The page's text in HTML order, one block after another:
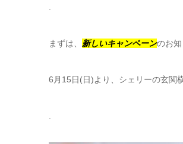
まずは、 新しいキャンペーンのお知
6月15日(日)より、シェリーの玄関